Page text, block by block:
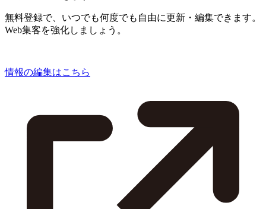
無料登録で、いつでも何度でも自由に更新・編集できます。
Web集客を強化しましょう。
情報の編集はこちら